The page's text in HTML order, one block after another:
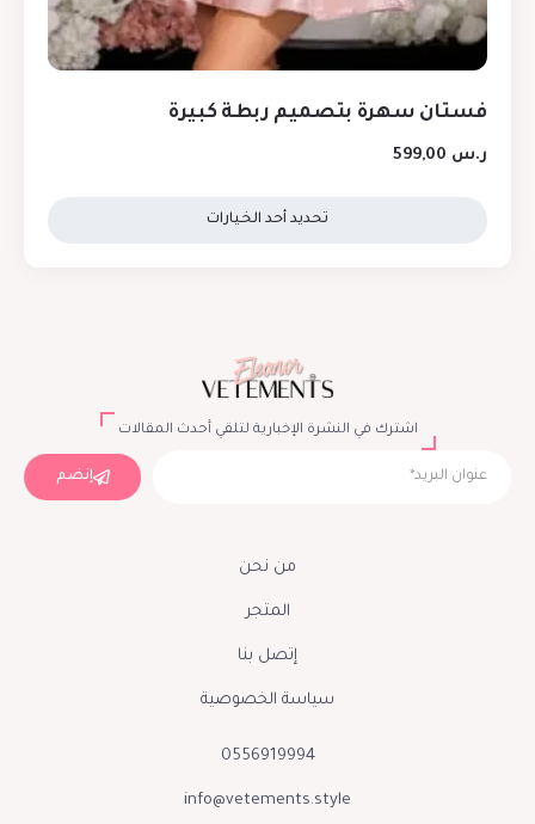
فستان سهرة بتصميم ربطة كبيرة
ر.س
تحديد أحد الخيارات
اشترك في النشرة الإخبارية لتلقي أحدث المقالات
إنضم
من نحن
المتجر
إتصل بنا
سياسة الخصوصية
0556919994
info@vetements.style